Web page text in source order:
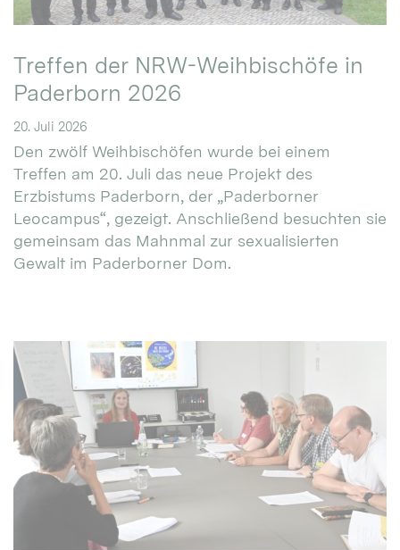
Treffen der NRW-Weihbischöfe in
Paderborn 2026
20. Juli 2026
Den zwölf Weihbischöfen wurde bei einem
Treffen am 20. Juli das neue Projekt des
Erzbistums Paderborn, der „Paderborner
Leocampus“, gezeigt. Anschließend besuchten sie
gemeinsam das Mahnmal zur sexualisierten
Gewalt im Paderborner Dom.